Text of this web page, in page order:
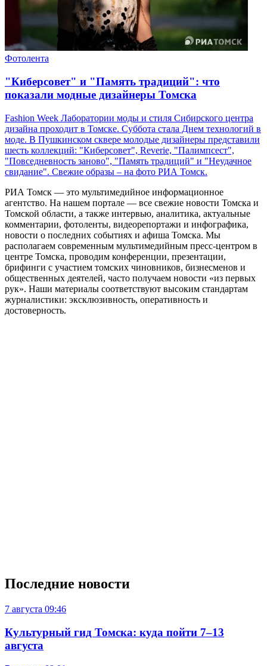
Фотолента
"Киберсовет" и "Память традиций": что
показали модные дизайнеры Томска
Fashion Week Лаборатории моды и стиля Сибирского центра
дизайна проходит в Томске. Суббота стала Днем технологий в
моде. В Пушкинском сквере молодые дизайнеры представили
шесть коллекций: "Киберсовет", Reverie, "Палимпсест",
"Повседневность заново", "Память традиций" и "Неудачное
свидание". Свежие образы – на фото РИА Томск.
РИА Томск — это мультимедийное информационное
агентство. На нашем портале — все свежие новости Томска и
Томской области, а также интервью, аналитика, актуальные
комментарии, фотоленты, видеорепортажи и инфографика,
новости о последних событиях и афиша Томска. Мы
располагаем современным мультимедийным пресс-центром в
центре Томска, проводим конференции, презентации,
брифинги с участием томских чиновников, бизнесменов и
общественных деятелей, часто получаем новости «из первых
рук». Наши материалы соответствуют высоким стандартам
журналистики: эксклюзивность, оперативность и
достоверность.
Последние новости
7 августа 09:46
Культурный гид Томска: куда пойти 7–13
августа